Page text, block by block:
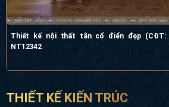
Thiết kế nội thất tân cổ điển đẹp (CĐT:
NT12342
THIẾT KẾ KIẾN TRÚC